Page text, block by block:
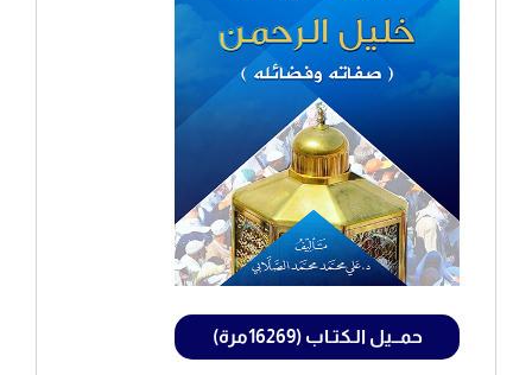
حمــيل الـكتـاب (16269مرة)